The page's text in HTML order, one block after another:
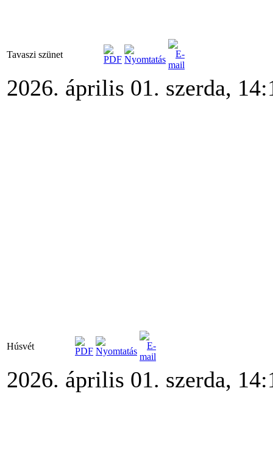
Tavaszi szünet
2026. április 01. szerda,
Húsvét
2026. április 01. szerda,